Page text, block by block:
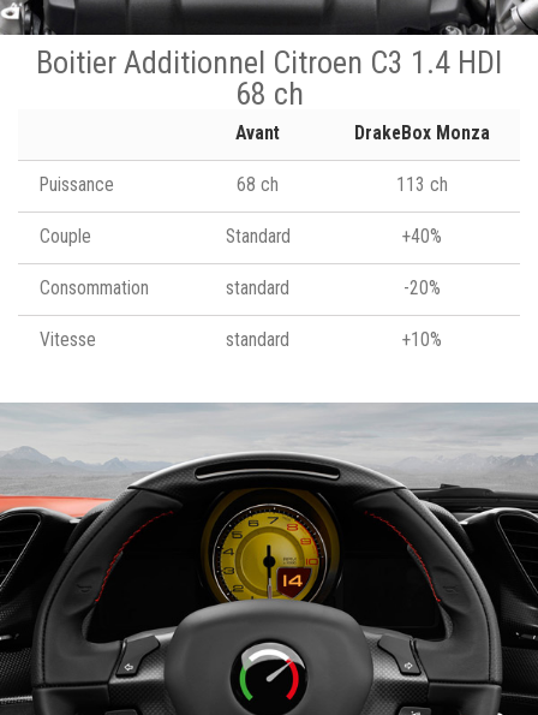
Boitier Additionnel Citroen C3 1.4 HDI
68 ch
Avant DrakeBox Monza
Puissance 68 ch 113 ch
Couple Standard +40%
Consommation standard -20%
Vitesse standard +10%